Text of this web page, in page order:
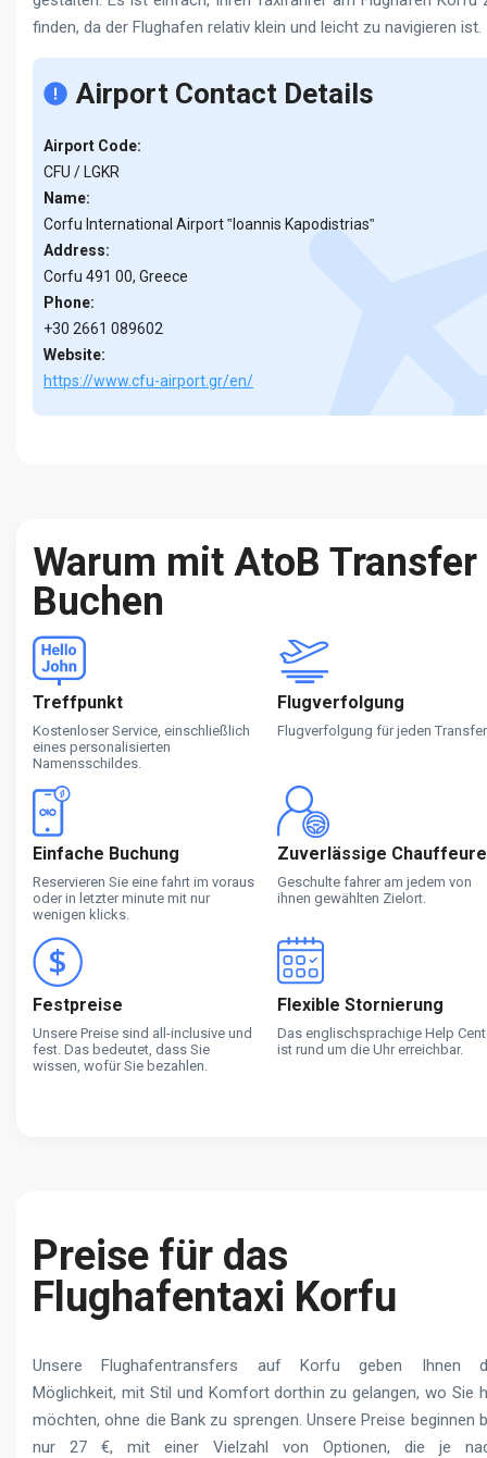
finden, da der Flughafen relativ klein und leicht zu navigieren ist.
Airport Contact Details
Airport Code:
CFU / LGKR
Name:
Corfu International Airport ‟Ioannis Kapodistrias‟
Address:
Corfu 491 00, Greece
Phone:
+30 2661 089602
Website:
https://www.cfu-airport.gr/en/
Warum mit AtoB Transfer
Buchen
Treffpunkt
Kostenloser Service, einschließlich
eines personalisierten
Namensschildes.
Flugverfolgung
Flugverfolgung für jeden Transfer
Einfache Buchung
Reservieren Sie eine fahrt im voraus
oder in letzter minute mit nur
wenigen klicks.
Zuverlässige Chauffeure
Geschulte fahrer am jedem von
ihnen gewählten Zielort.
Festpreise
Unsere Preise sind all-inclusive und
fest. Das bedeutet, dass Sie
wissen, wofür Sie bezahlen.
Flexible Stornierung
Das englischsprachige Help
ist rund um die Uhr erreichbar.
Preise für das
Flughafentaxi Korfu
Unsere Flughafentransfers auf Korfu geben Ihnen
Möglichkeit, mit Stil und Komfort dorthin zu gelangen, wo Sie
möchten, ohne die Bank zu sprengen. Unsere Preise beginnen
nur 27 €, mit einer Vielzahl von Optionen, die je